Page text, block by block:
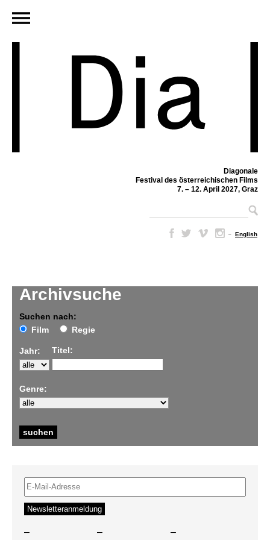
Diagonale
Festival des österreichischen Films
7. – 12. April 2027, Graz
– English
Archivsuche
Suchen nach:
Film
Regie
Jahr: Titel:
Genre:
– – –